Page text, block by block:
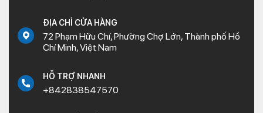
ĐỊA CHỈ CỬA HÀNG
72 Phạm Hữu Chí, Phường Chợ Lớn, Thành phố Hồ
Chí Minh, Việt Nam
HỖ TRỢ NHANH
+842838547570